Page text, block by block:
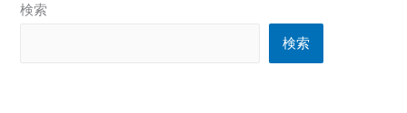
検索
検索